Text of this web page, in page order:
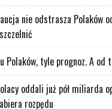
nie odstrasza Polaków
Polaków, tyle prognoz. A od
oddali już pół miliarda
rozpędu